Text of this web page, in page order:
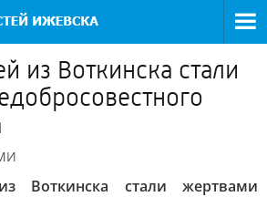
из Воткинска стали
Воткинска стали жертвами